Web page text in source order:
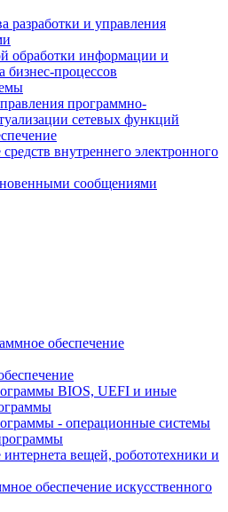
разработки и управления
обработки информации и
бизнес-процессов
программно-
сетевых функций
внутреннего электронного
сообщениями
обеспечение
BIOS, UEFI и иные
- операционные системы
вещей, робототехники и
обеспечение искусственного